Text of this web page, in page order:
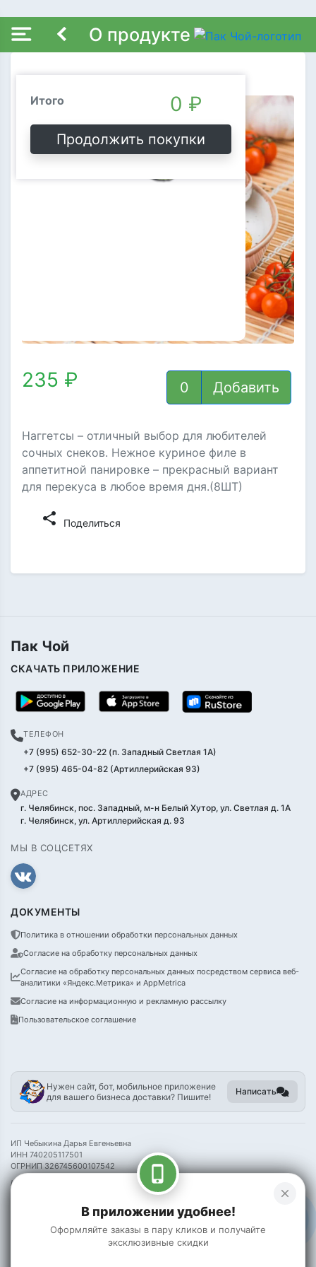
О продукте
Ой, пусто!
Итого 0 ₽
Продолжить покупки
235 ₽ Добавить
Наггетсы – отличный выбор для любителей
сочных снеков. Нежное куриное филе в
аппетитной панировке – прекрасный вариант
для перекуса в любое время дня.(8ШТ)
share Поделиться
Пак Чой
СКАЧАТЬ ПРИЛОЖЕНИЕ
ТЕЛЕФОН
+7 (995) 652-30-22 (п. Западный Светлая 1А)
+7 (995) 465-04-82 (Артиллерийская 93)
АДРЕС
г. Челябинск, пос. Западный, м-н Белый Хутор, ул. Светлая д. 1А
г. Челябинск, ул. Артиллерийская д. 93
МЫ В СОЦСЕТЯХ
ДОКУМЕНТЫ
Политика в отношении обработки персональных данных
Согласие на обработку персональных данных
Согласие на обработку персональных данных посредством сервиса веб-
аналитики «Яндекс.Метрика» и AppMetrica
Согласие на информационную и рекламную рассылку
Пользовательское соглашение
Нужен сайт, бот, мобильное приложение
для вашего бизнеса доставки? Пишите!
Написать
ИП Чебыкина Дарья Евгеньевна
ИНН 740205117501
ОГРНИП 326745600107542
Информация на сайте носит справочный характер и не является публичной
close
phone_iphone
В приложении удобнее!
Оформляйте заказы в пару кликов и получайте
эксклюзивные скидки